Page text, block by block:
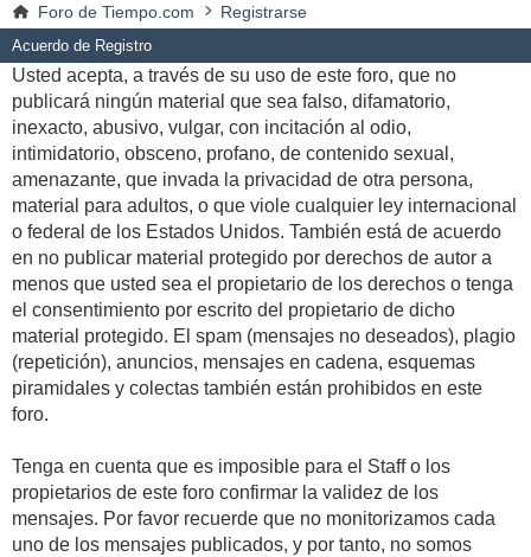
Foro de Tiempo.com Registrarse
Acuerdo de Registro
Usted acepta, a través de su uso de este foro, que no
publicará ningún material que sea falso, difamatorio,
inexacto, abusivo, vulgar, con incitación al odio,
intimidatorio, obsceno, profano, de contenido sexual,
amenazante, que invada la privacidad de otra persona,
material para adultos, o que viole cualquier ley internacional
o federal de los Estados Unidos. También está de acuerdo
en no publicar material protegido por derechos de autor a
menos que usted sea el propietario de los derechos o tenga
el consentimiento por escrito del propietario de dicho
material protegido. El spam (mensajes no deseados), plagio
(repetición), anuncios, mensajes en cadena, esquemas
piramidales y colectas también están prohibidos en este
foro.
Tenga en cuenta que es imposible para el Staff o los
propietarios de este foro confirmar la validez de los
mensajes. Por favor recuerde que no monitorizamos cada
uno de los mensajes publicados, y por tanto, no somos